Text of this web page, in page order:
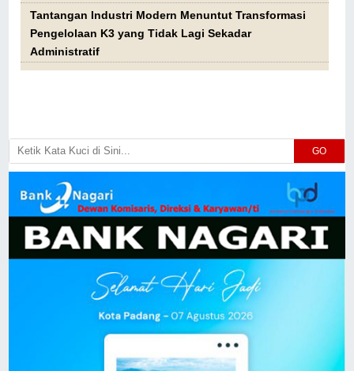
Tantangan Industri Modern Menuntut Transformasi
Pengelolaan K3 yang Tidak Lagi Sekadar
Administratif
GO